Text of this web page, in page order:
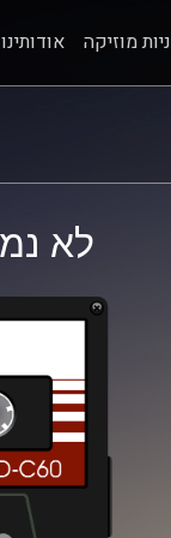
מוזיקה אודותינו
לא